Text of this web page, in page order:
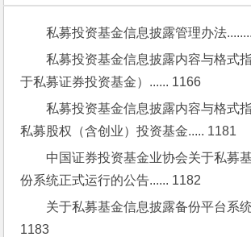
私募投资基金信息披露管理办法
私募投资基金信息披露内容与格式
于私募证券投资基金）...... 1166
私募投资基金信息披露内容与格式
私募股权（含创业）投资基金..... 1181
中国证券投资基金业协会关于私募
份系统正式运行的公告...... 1182
关于私募基金信息披露备份平台系
1183